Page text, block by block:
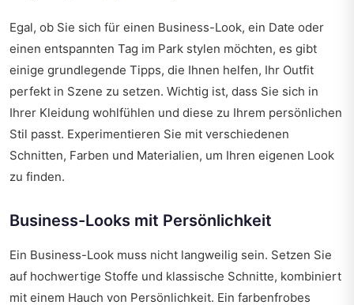
Egal, ob Sie sich für einen Business-Look, ein Date oder
einen entspannten Tag im Park stylen möchten, es gibt
einige grundlegende Tipps, die Ihnen helfen, Ihr Outfit
perfekt in Szene zu setzen. Wichtig ist, dass Sie sich in
Ihrer Kleidung wohlfühlen und diese zu Ihrem persönlichen
Stil passt. Experimentieren Sie mit verschiedenen
Schnitten, Farben und Materialien, um Ihren eigenen Look
zu finden.
Business-Looks mit Persönlichkeit
Ein Business-Look muss nicht langweilig sein. Setzen Sie
auf hochwertige Stoffe und klassische Schnitte, kombiniert
mit einem Hauch von Persönlichkeit. Ein farbenfrobes